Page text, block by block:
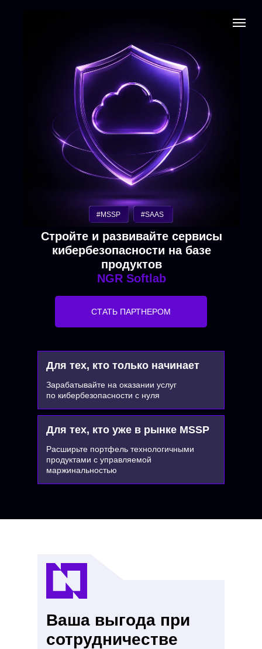
Для тех, кто только начинает
Зарабатывайте на оказании услуг
по кибербезопасности с нуля
Для тех, кто уже в рынке MSSP
Расширьте портфель технологичными
продуктами с управляемой
маржинальностью
Стройте и развивайте сервисы
кибербезопасности на базе
продуктов
NGR Softlab
СТАТЬ ПАРТНЕРОМ
#MSSP #SAAS
Ваша выгода при
сотрудничестве